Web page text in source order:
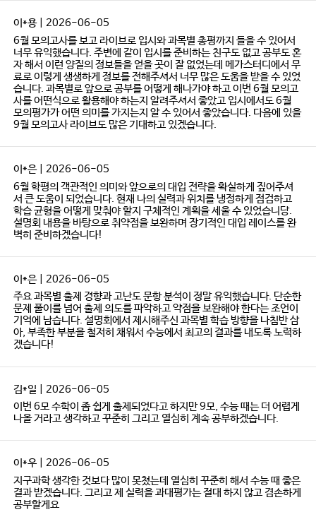
이*용 | 2026-06-05
6월 모의고사를 보고 라이브로 입시와 과목별 총평까지 들을 수 있어서
너무 유익했습니다. 주변에 같이 입시를 준비하는 친구도 없고 공부도 혼
자 해서 이런 양질의 정보들을 얻을 곳이 잘 없었는데 메가스터디에서 무
료로 이렇게 생생하게 정보를 전해주셔서 너무 많은 도움을 받을 수 있었
습니다. 과목별로 앞으로 공부를 어떻게 해나가야 하고 이번 6월 모의고
사를 어떤식으로 활용해야 하는지 알려주셔서 좋았고 입시에서도 6월
모의평가가 어떤 의미를 가지는지 알 수 있어서 좋았습니다. 다음에 있을
9월 모의고사 라이브도 많은 기대하고 있겠습니다.
이*은 | 2026-06-05
6월 학평의 객관적인 의미와 앞으로의 대입 전략을 확실하게 짚어주셔
서 큰 도움이 되었습니다. 현재 나의 실력과 위치를 냉정하게 점검하고
학습 균형을 어떻게 맞춰야 할지 구체적인 계획을 세울 수 있었습니당.
설명회 내용을 바탕으로 취약점을 보완하며 장기적인 대입 레이스를 완
벽히 준비하겠습니다!
이*은 | 2026-06-05
주요 과목별 출제 경향과 고난도 문항 분석이 정말 유익했습니다. 단순한
문제 풀이를 넘어 출제 의도를 파악하고 약점을 보완해야 한다는 조언이
기억에 남습니다. 설명회에서 제시해주신 과목별 학습 방향을 나침반 삼
아, 부족한 부분을 철저히 채워서 수능에서 최고의 결과를 내도록 노력하
겠습니다!
김*일 | 2026-06-05
이번 6모 수학이 좀 쉽게 출제되었다고 하지만 9모, 수능 때는 더 어렵게
나올 거라고 생각하고 꾸준히 그리고 열심히 계속 공부하겠습니다.
이*우 | 2026-06-05
지구과학 생각한 것보다 많이 못쳤는데 열심히 꾸준히 해서 수능 때 좋은
결과 받겠습니다. 그리고 제 실력을 과대평가는 절대 하지 않고 겸손하게
공부할게요